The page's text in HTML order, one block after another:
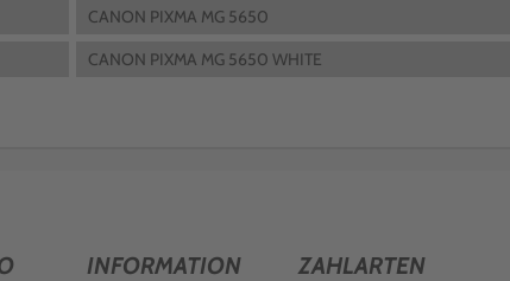
CANON PIXMA MG 5650
CANON PIXMA MG 5650 WHITE
INFORMATION ZAHLARTEN